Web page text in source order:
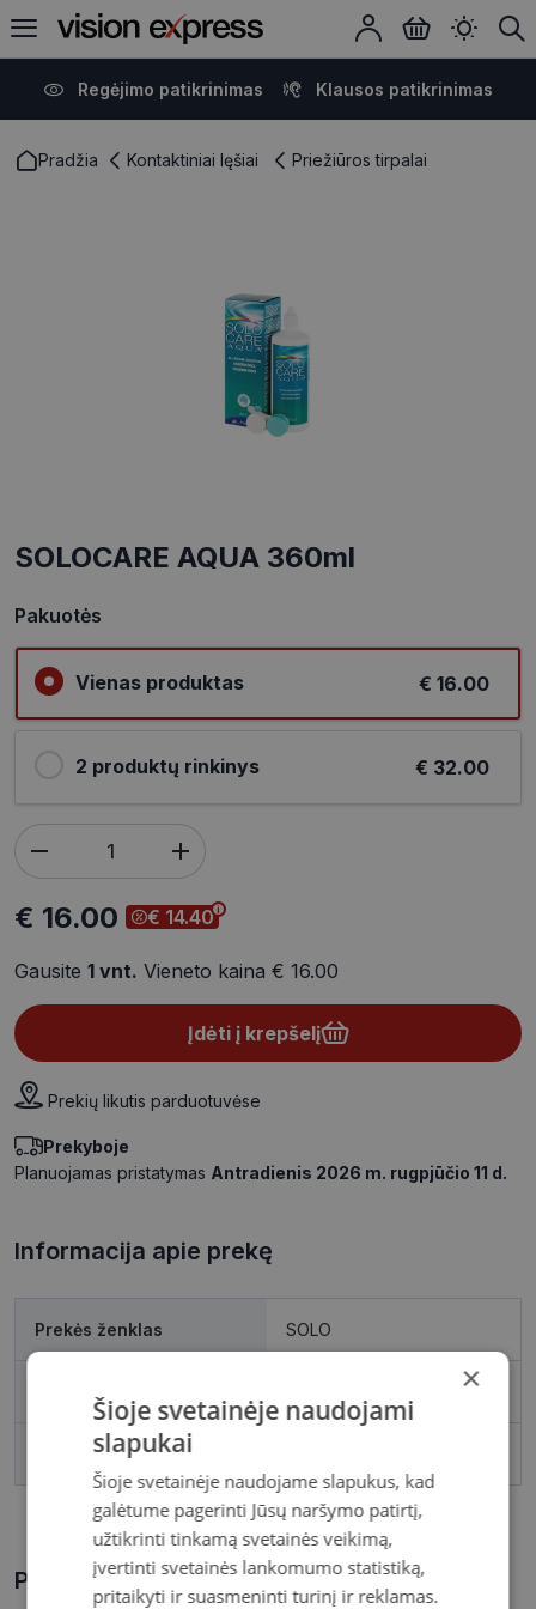
Regėjimo patikrinimas Klausos patikrinimas
Pradžia Kontaktiniai lęšiai Priežiūros tirpalai
SOLOCARE AQUA 360ml
Pakuotės
Vienas produktas € 16.00
2 produktų rinkinys € 32.00
€ 16.00 € 14.40
Gausite 1 vnt. Vieneto kaina € 16.00
Įdėti į krepšelį
Prekių likutis parduotuvėse
Prekyboje
Planuojamas pristatymas Antradienis 2026 m. rugpjūčio 11 d.
Informacija apie prekę
Prekės ženklas SOLO
Gamintojas
Prekės aprašymas
×
Šioje svetainėje naudojami
slapukai
Šioje svetainėje naudojame slapukus, kad
galėtume pagerinti Jūsų naršymo patirtį,
užtikrinti tinkamą svetainės veikimą,
įvertinti svetainės lankomumo statistiką,
pritaikyti ir suasmeninti turinį ir reklamas.